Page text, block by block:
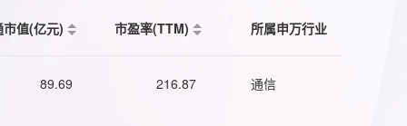
市值(亿元) 市盈率(TTM) 所属申万行业
89.69 216.87 通信